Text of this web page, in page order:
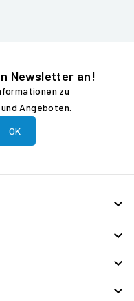
Newsletter an!
zu
Angeboten.



